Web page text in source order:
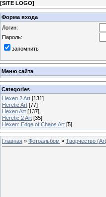
[SITE LOGO]
Форма входа
Логин:
Пароль:
запомнить
Меню сайта
Categories
Hexen 2 Art [131]
Heretic Art [77]
Hexen Art [137]
Heretic 2 Art [35]
Hexen: Edge of Chaos Art [5]
Главная » Фотоальбом » Творчество